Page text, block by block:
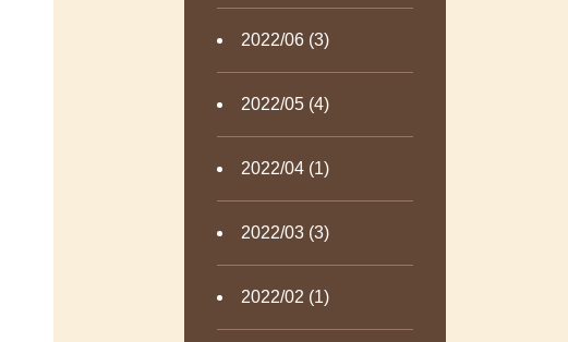
2022/06 (3)
2022/05 (4)
2022/04 (1)
2022/03 (3)
2022/02 (1)